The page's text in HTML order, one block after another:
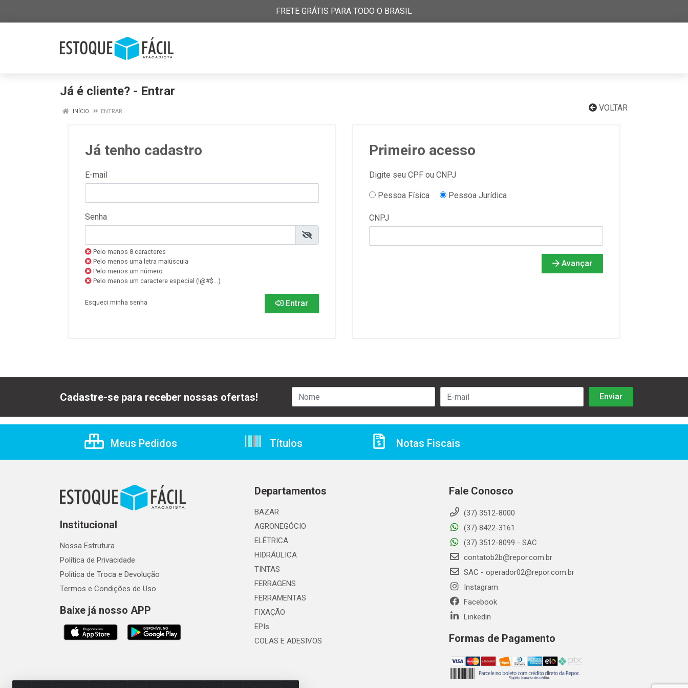
FRETE GRÁTIS PARA TODO O BRASIL
Já é cliente? - Entrar
VOLTAR
INÍCIO ENTRAR
Já tenho cadastro
E-mail
Senha
Pelo menos 8 caracteres
Pelo menos uma letra maiúscula
Pelo menos um número
Pelo menos um caractere especial (!@#$...)
Esqueci minha senha Entrar
Primeiro acesso
Digite seu CPF ou CNPJ
Pessoa Física Pessoa Jurídica
CNPJ
Avançar
Cadastre-se para receber nossas ofertas!
Meus Pedidos Títulos Notas Fiscais
Institucional
Nossa Estrutura
Política de Privacidade
Política de Troca e Devolução
Termos e Condições de Uso
Baixe já nosso APP
Departamentos
BAZAR
AGRONEGÓCIO
ELÉTRICA
HIDRÁULICA
TINTAS
FERRAGENS
FERRAMENTAS
FIXAÇÃO
EPIs
COLAS E ADESIVOS
Fale Conosco
(37) 3512-8000
(37) 8422-3161
(37) 3512-8099 - SAC
contatob2b@repor.com.br
SAC - operador02@repor.com.br
Instagram
Facebook
Linkedin
Formas de Pagamento